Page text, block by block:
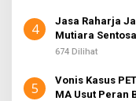
4
Jasa Raharja
Mutiara
674 Dilihat
5
Vonis Kasus
MA Usut Peran